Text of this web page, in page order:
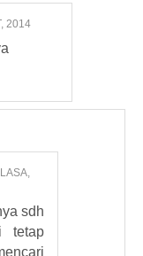
2014
sdh
tetap